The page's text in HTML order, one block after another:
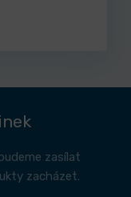
zasílat
zacházet.